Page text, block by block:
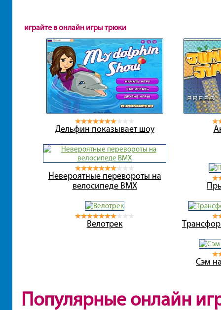
играйте в онлайн игры трюки
Дельфин показывает шоу
Невероятные перевороты на
велосипеде BMX
Велотрек
Сэм
Популярные онлайн